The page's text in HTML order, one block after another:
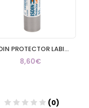
ISDIN PROTECTOR LABIAL SPF 50 1 ENVASE 4 g
8,60€
(0)